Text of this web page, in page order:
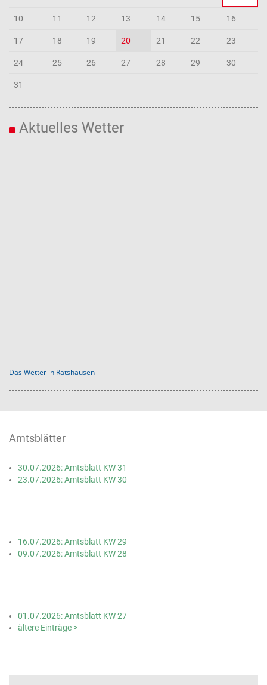
10 11 12 13 14 15 16
17 18 19 20 21 22 23
24 25 26 27 28 29 30
31
Aktuelles Wetter
Das Wetter in Ratshausen
Amtsblätter
30.07.2026: Amtsblatt KW 31
23.07.2026: Amtsblatt KW 30
16.07.2026: Amtsblatt KW 29
09.07.2026: Amtsblatt KW 28
01.07.2026: Amtsblatt KW 27
ältere Einträge >